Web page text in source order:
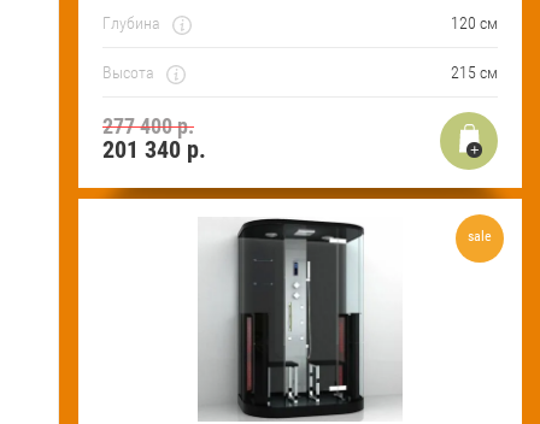
Глубина 120 см
Высота 215 см
277 400 р.
201 340р.
sale